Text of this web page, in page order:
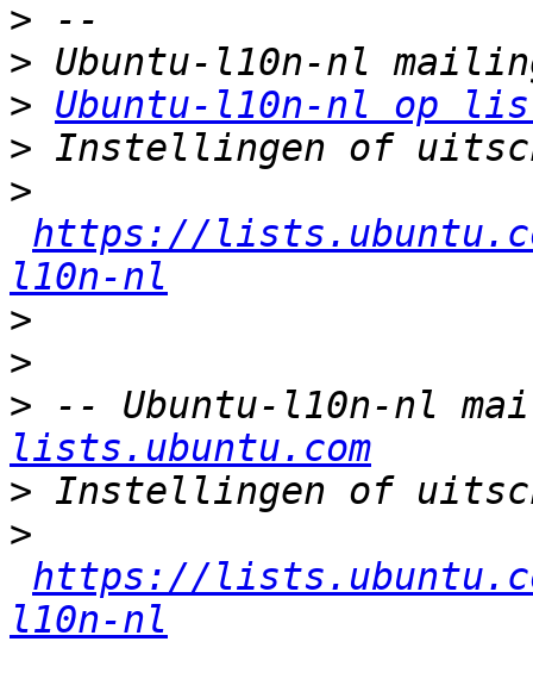
>
>
> Ubuntu-l10n-nl op
>
>
https://
l10n-nl
>
>
> -- Ubuntu-l10n-nl
lists.ubuntu.com
>
>
https://
l10n-nl